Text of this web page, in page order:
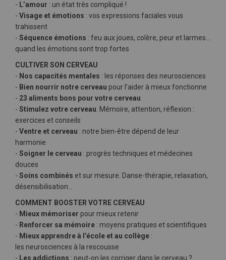
- L’amour : un état très compliqué !
- Visage et émotions : vos expressions faciales vous
trahissent
- Séquence émotions : feu aux joues, colère, peur et larmes…
quand les émotions sont trop fortes
CULTIVER SON CERVEAU
- Nos capacités mentales : les réponses des neurosciences
- Bien nourrir notre cerveau pour l’aider à mieux fonctionne
- 23 aliments bons pour votre cerveau
- Stimulez votre cerveau . Mémoire, attention, réflexion :
exercices et conseils
- Ventre et cerveau : notre bien-être dépend de leur
harmonie
- Soigner le cerveau : progrès techniques et médecines
douces
- Soins combinés et sur mesure. Danse-thérapie, relaxation,
désensibilisation…
COMMENT BOOSTER VOTRE CERVEAU
- Mieux mémoriser pour mieux retenir
- Renforcer sa mémoire : moyens pratiques et scientifiques
- Mieux apprendre à l’école et au collège :
les neurosciences à la rescousse
- Les addictions : peut-on les corriger dans le cerveau ?